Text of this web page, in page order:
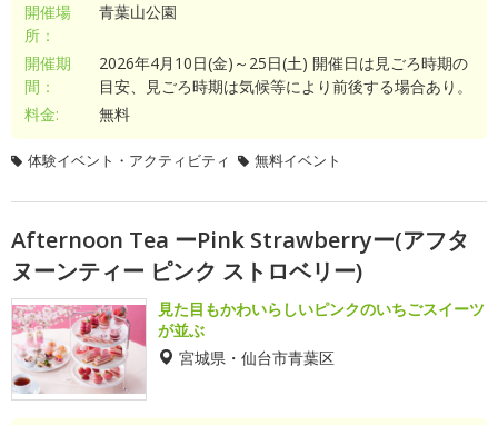
開催場
所：
青葉山公園
開催期
間：
2026年4月10日(金)～25日(土) 開催日は見ごろ時期の
目安、見ごろ時期は気候等により前後する場合あり。
料金:
無料
体験イベント・アクティビティ 無料イベント
Afternoon Tea ーPink Strawberryー(アフタ
ヌーンティー ピンク ストロベリー)
見た目もかわいらしいピンクのいちごスイーツ
が並ぶ
宮城県・仙台市青葉区